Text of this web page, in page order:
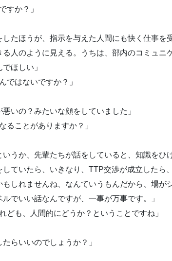
すか？」
たほうが、指示を与えた人間にも快く仕事を
人のように見える。うちは、部内のコミュニ
ほしい」
ではないですか？」
いの？みたいな顔をしていました」
ることがありますか？」
うか、先輩たちが話をしていると、知識をひ
ていたら、いきなり、TTP交渉が成立したら
しれませんね、なんていうもんだから、場が
でいい話なんですが、一事が万事です。」
ども、人間的にどうか？ということですね」
らいいのでしょうか？」